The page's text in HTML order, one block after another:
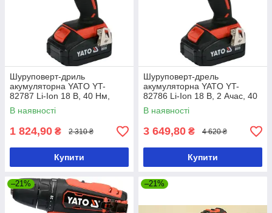
Шуруповерт-дриль
акумуляторна YATO YT-
82787 Li-Ion 18 В, 40 Нм,
he13 мм без акумулятора
В наявності
1 824,90 ₴ 2 310 ₴
Купити
Шуруповерт-дрель
акумуляторна YATO YT-
82786 Li-Ion 18 В, 2 Ачас, 40
Нм, ↓13 мм
В наявності
3 649,80 ₴ 4 620 ₴
Купити
–21% –21%